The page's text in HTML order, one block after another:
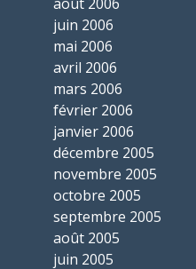
juin 2006
mai 2006
avril 2006
mars 2006
février 2006
janvier 2006
décembre 2005
novembre 2005
octobre 2005
septembre 2005
août 2005
juin 2005